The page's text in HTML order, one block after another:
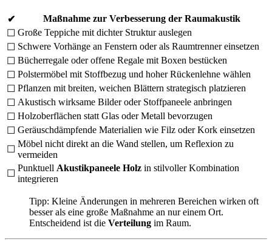
✔
Maßnahme zur Verbesserung der Raumakustik
☐ Große Teppiche mit dichter Struktur auslegen
☐ Schwere Vorhänge an Fenstern oder als Raumtrenner einsetzen
☐ Bücherregale oder offene Regale mit Boxen bestücken
☐ Polstermöbel mit Stoffbezug und hoher Rückenlehne wählen
☐ Pflanzen mit breiten, weichen Blättern strategisch platzieren
☐ Akustisch wirksame Bilder oder Stoffpaneele anbringen
☐ Holzoberflächen statt Glas oder Metall bevorzugen
☐ Geräuschdämpfende Materialien wie Filz oder Kork einsetzen
☐
Möbel nicht direkt an die Wand stellen, um Reflexion zu
vermeiden
☐
Punktuell Akustikpaneele Holz in stilvoller Kombination
integrieren
Tipp: Kleine Änderungen in mehreren Bereichen wirken oft
besser als eine große Maßnahme an nur einem Ort.
Entscheidend ist die Verteilung im Raum.